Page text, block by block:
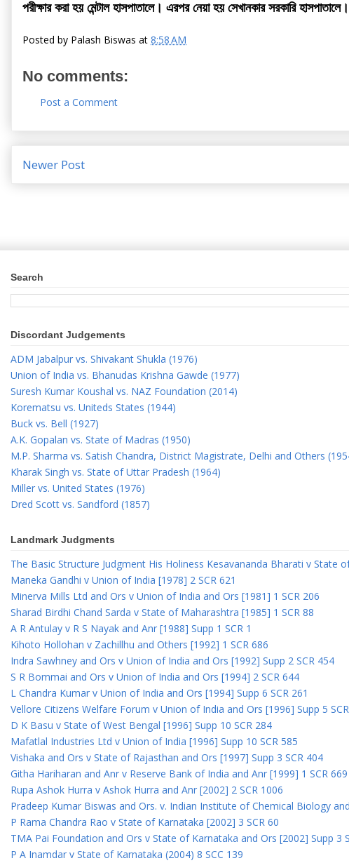
পরীক্ষার করা হয় মেন্টাল হাসপাতালে। এরপর নেয়া হয় সেখানকার সরকারি
Posted by Palash Biswas at 8:58 AM
No comments:
Post a Comment
Newer Post
Search
Discordant Judgements
ADM Jabalpur vs. Shivakant Shukla (1976)
Union of India vs. Bhanudas Krishna Gawde (1977)
Suresh Kumar Koushal vs. NAZ Foundation (2014)
Korematsu vs. Uniteds States (1944)
Buck vs. Bell (1927)
A.K. Gopalan vs. State of Madras (1950)
M.P. Sharma vs. Satish Chandra, District Magistrate, Delhi and Others
Kharak Singh vs. State of Uttar Pradesh (1964)
Miller vs. United States (1976)
Dred Scott vs. Sandford (1857)
Landmark Judgments
The Basic Structure Judgment His Holiness Kesavananda Bharati v State
Maneka Gandhi v Union of India [1978] 2 SCR 621
Minerva Mills Ltd and Ors v Union of India and Ors [1981] 1 SCR 206
Sharad Birdhi Chand Sarda v State of Maharashtra [1985] 1 SCR 88
A R Antulay v R S Nayak and Anr [1988] Supp 1 SCR 1
Kihoto Hollohan v Zachillhu and Others [1992] 1 SCR 686
Indra Sawhney and Ors v Union of India and Ors [1992] Supp 2 SCR 454
S R Bommai and Ors v Union of India and Ors [1994] 2 SCR 644
L Chandra Kumar v Union of India and Ors [1994] Supp 6 SCR 261
Vellore Citizens Welfare Forum v Union of India and Ors [1996] Supp 5
D K Basu v State of West Bengal [1996] Supp 10 SCR 284
Mafatlal Industries Ltd v Union of India [1996] Supp 10 SCR 585
Vishaka and Ors v State of Rajasthan and Ors [1997] Supp 3 SCR 404
Githa Hariharan and Anr v Reserve Bank of India and Anr [1999] 1 SCR 669
Rupa Ashok Hurra v Ashok Hurra and Anr [2002] 2 SCR 1006
Pradeep Kumar Biswas and Ors. v. Indian Institute of Chemical Biology
P Rama Chandra Rao v State of Karnataka [2002] 3 SCR 60
TMA Pai Foundation and Ors v State of Karnataka and Ors [2002] Supp 3
P A Inamdar v State of Karnataka (2004) 8 SCC 139